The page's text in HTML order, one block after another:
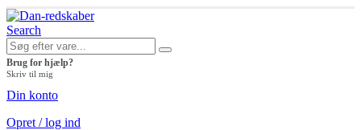
Search
Brug for hjælp?
Skriv til mig
Din konto
Opret / log ind